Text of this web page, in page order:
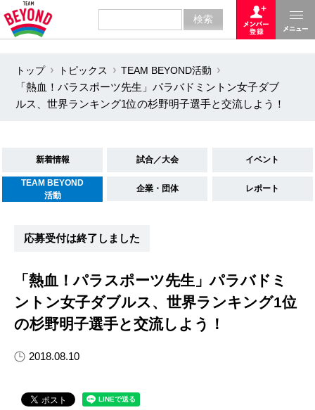
トップ トピックス
TEAM BEYOND活動
「熱血！パラスポーツ先生」パラバドミントン女子ダブ
ルス、世界ランキング1位の杉野明子選手と交流しよう！
新着情報 試合／大会 イベント
TEAM BEYOND
活動
企業・団体 レポート
応募受付は終了しました
「熱血！パラスポーツ先生」パラバドミ
ントン女子ダブルス、世界ランキング1位
の杉野明子選手と交流しよう！
2018.08.10